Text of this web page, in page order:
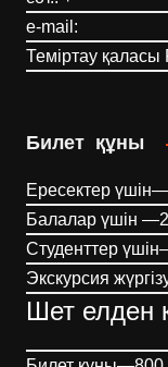
e-mail:
Теміртау
Билет құны
Ересектер
Балалар үшін
Студенттер
Экскурсия
Шет елден